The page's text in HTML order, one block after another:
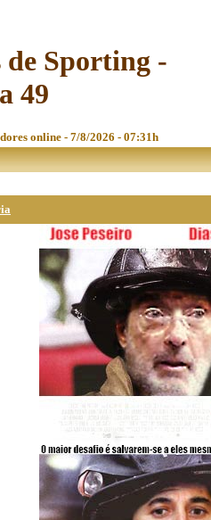
de Sporting -
49
online - 7/8/2026 - 07:31h